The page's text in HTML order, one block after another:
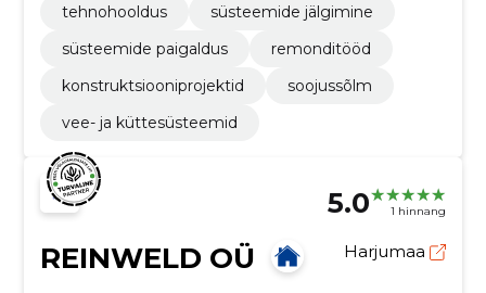
tehnohooldus
süsteemide jälgimine
süsteemide paigaldus
remonditööd
konstruktsiooniprojektid
soojussõlm
vee- ja küttesüsteemid
5.0 1 hinnang
REINWELD OÜ Harjumaa